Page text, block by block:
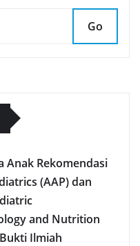
Go
Anak Rekomendasi
(AAP) dan
and Nutrition
Ilmiah